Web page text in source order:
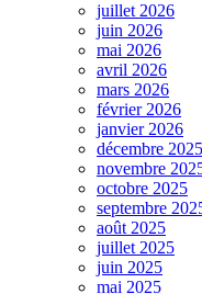
juillet 2026
juin 2026
mai 2026
avril 2026
mars 2026
février 2026
janvier 2026
décembre 2025
novembre
octobre 2025
septembre
août 2025
juillet 2025
juin 2025
mai 2025